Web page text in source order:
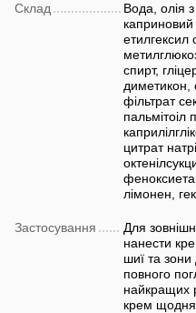
Склад
Вода, олія
каприновий
етилгексил
спирт,
диметикон,
фільтрат
пальмітоіл
цитрат
лімонен,
Застосування
Для
нанести
шиї та
повного
найкращих
крем щодня